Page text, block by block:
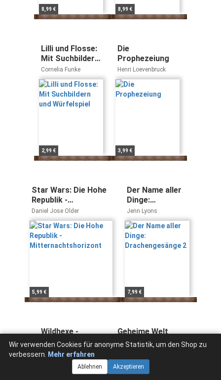
8,99 € 8,99 €
Lilli und Flosse:
Mit Suchbildern
und Würfelspiel
Cornelia Funke
2,99 €
Die
Prophezeiung
Henri Loevenbruck
3,99 €
Star Wars: Die Hohe
Republik -
Mitternachtshorizont
Daniel Jose Older
5,99 €
Der Name aller
Dinge:
Drachengesänge
2
Jenn Lyons
7,99 €
Wildhexe -
Blutsschwester
(Die Wildhexe-
Reihe, Band 4)
Lene Kaaberbøl
Geheime Welt
Idhún 1 Die
Verschwörung:
Roman
Wir verwenden Cookies für anonyme Statistik, um den Shop zu
verbessern.
Mehr erfahren
Ablehnen Akzeptieren